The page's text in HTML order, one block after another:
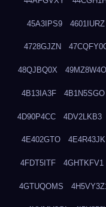
45A3IPS9 4601IURZ
4728GJZN
48QJBQ0X 49MZ8W4O
4B13IA3F 4B1N5SGO
4D90P4CC 4DV2LKB3
4E402GTO 4E4R43JK
4FDT5ITF 4GHTKFV1
4GTUQOMS